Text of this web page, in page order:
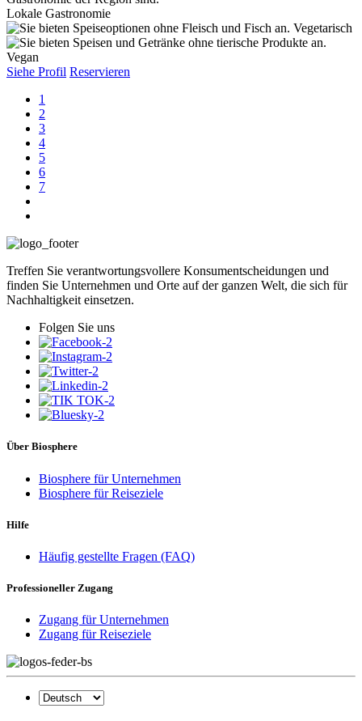
Lokale Gastronomie
Vegetarisch
Vegan
Siehe Profil Reservieren
1
2
3
4
5
6
7
Treffen Sie verantwortungsvollere Konsumentscheidungen und
finden Sie Unternehmen und Orte auf der ganzen Welt, die sich für
Nachhaltigkeit einsetzen.
Folgen Sie uns
Über Biosphere
Biosphere für Unternehmen
Biosphere für Reiseziele
Hilfe
Häufig gestellte Fragen (FAQ)
Professioneller Zugang
Zugang für Unternehmen
Zugang für Reiseziele